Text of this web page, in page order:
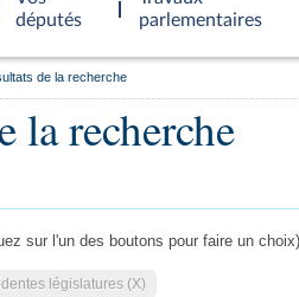
députés
parlementaires
de la recherche
la recherche
sur l'un des boutons pour faire un choix)
législatures (X)